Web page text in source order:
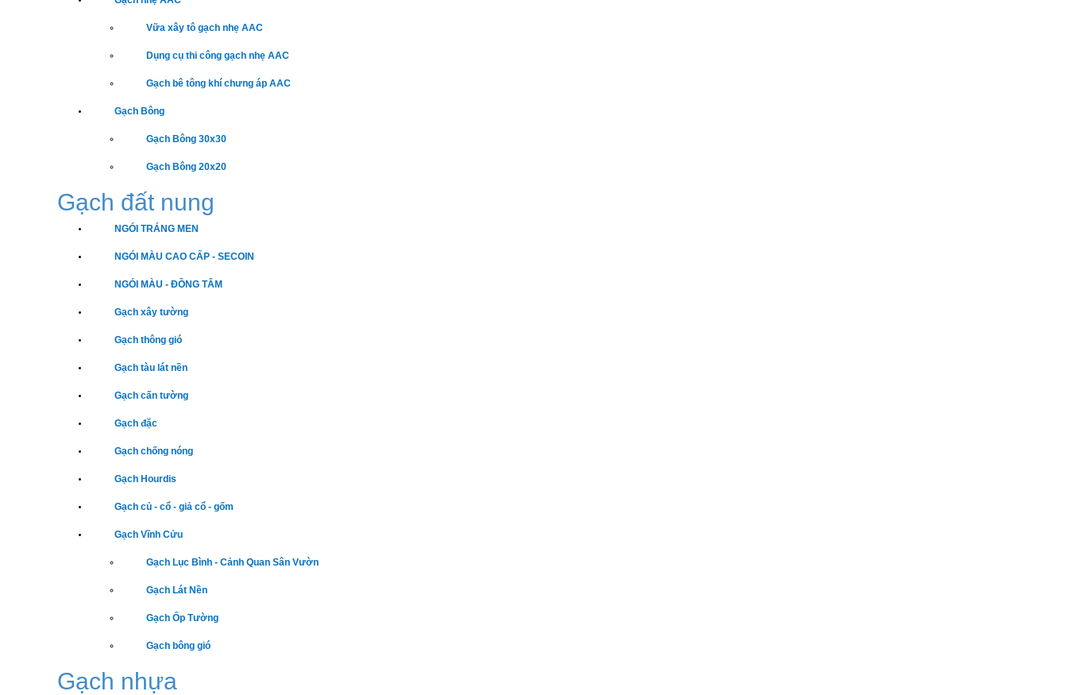
Vữa xây tô gạch nhẹ AAC
Dụng cụ thi công gạch nhẹ AAC
Gạch bê tông khí chưng áp AAC
Gạch Bông
Gạch Bông 30x30
Gạch Bông 20x20
Gạch đất nung
NGÓI TRÁNG MEN
NGÓI MÀU CAO CẤP - SECOIN
NGÓI MÀU - ĐỒNG TÂM
Gạch xây tường
Gạch thông gió
Gạch tàu lát nền
Gạch cấn tường
Gạch đặc
Gạch chống nóng
Gạch Hourdis
Gạch củ - cổ - giả cổ - gốm
Gạch Vĩnh Cửu
Gạch Lục Bình - Cảnh Quan Sân Vườn
Gạch Lát Nền
Gạch Ốp Tường
Gạch bông gió
Gạch nhựa